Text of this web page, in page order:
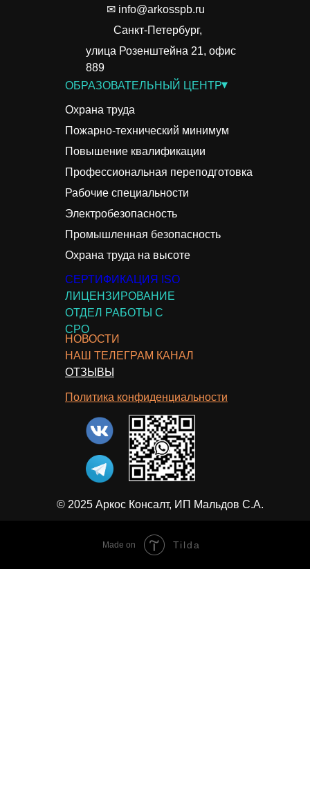
© 2025 Аркос Консалт, ИП Мальдов С.А.
Политика конфиденциальности
ОБРАЗОВАТЕЛЬНЫЙ ЦЕНТР
Охрана труда
▾
Повышение квалификации
Профессиональная переподготовка
Рабочие специальности
Электробезопасность
Промышленная безопасность
СЕРТИФИКАЦИЯ ISO
ОТДЕЛ РАБОТЫ С
СРО
ЛИЦЕНЗИРОВАНИЕ
✉ info@arkosspb.ru
НОВОСТИ
Санкт-Петербург,
улица Розенштейна 21, офис
889
ОТЗЫВЫ
Пожарно-технический минимум
НАШ ТЕЛЕГРАМ КАНАЛ
Охрана труда на высоте
Made on Tilda